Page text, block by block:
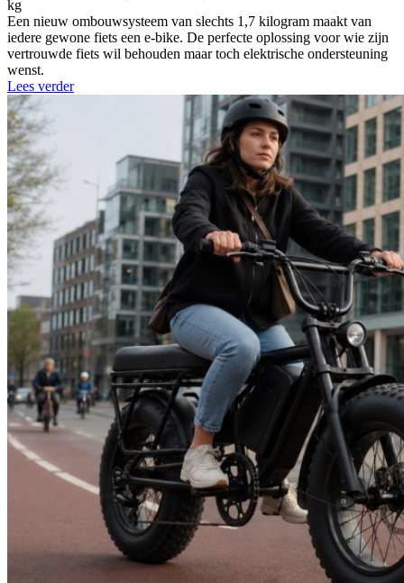
kg
Een nieuw ombouwsysteem van slechts 1,7 kilogram maakt van
iedere gewone fiets een e-bike. De perfecte oplossing voor wie zijn
vertrouwde fiets wil behouden maar toch elektrische ondersteuning
wenst.
Lees verder